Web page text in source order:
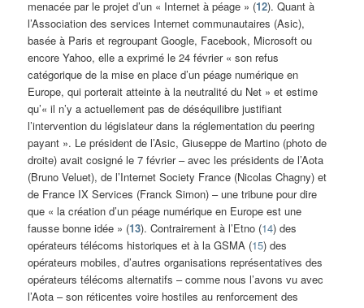
menacée par le projet d’un « Internet à péage » (12). Quant à
l’Association des services Internet communautaires (Asic),
basée à Paris et regroupant Google, Facebook, Microsoft ou
encore Yahoo, elle a exprimé le 24 février « son refus
catégorique de la mise en place d’un péage numérique en
Europe, qui porterait atteinte à la neutralité du Net » et estime
qu’« il n’y a actuellement pas de déséquilibre justifiant
l’intervention du législateur dans la réglementation du peering
payant ». Le président de l’Asic, Giuseppe de Martino (photo de
droite) avait cosigné le 7 février – avec les présidents de l’Aota
(Bruno Veluet), de l’Internet Society France (Nicolas Chagny) et
de France IX Services (Franck Simon) – une tribune pour dire
que « la création d’un péage numérique en Europe est une
fausse bonne idée » (13). Contrairement à l’Etno (14) des
opérateurs télécoms historiques et à la GSMA (15) des
opérateurs mobiles, d’autres organisations représentatives des
opérateurs télécoms alternatifs – comme nous l’avons vu avec
l’Aota – son réticentes voire hostiles au renforcement des